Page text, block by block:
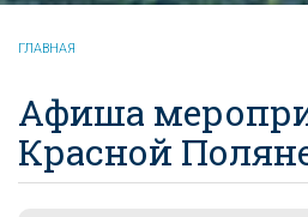
ГЛАВНАЯ
Афиша
Красной